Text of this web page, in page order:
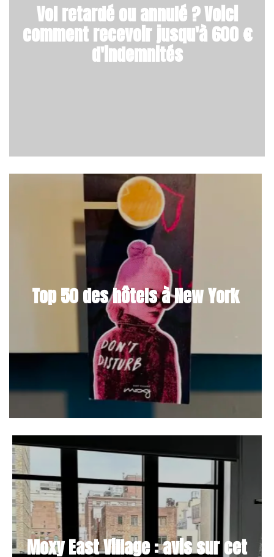
Vol retardé ou annulé ? Voici
comment recevoir jusqu'à 600 €
d'indemnités‎
Top 50 des hôtels à New York
Moxy East Village : avis sur cet